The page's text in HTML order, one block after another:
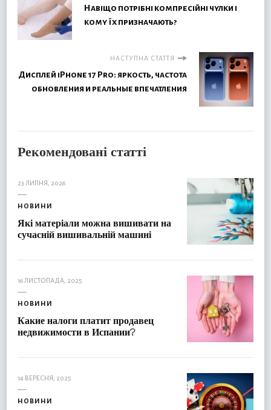
Навіщо потрібні компресійні чулки і
кому їх призначають?
НАСТУПНА СТАТТЯ
Дисплей iPhone 17 Pro: яркость, частота
обновления и реальные впечатления
Рекомендовані статті
23 ЛИПНЯ, 2026
НОВИНИ
Які матеріали можна вишивати на
сучасній вишивальній машині
16 ЛИСТОПАДА, 2025
НОВИНИ
Какие налоги платит продавец
недвижимости в Испании?
14 ВЕРЕСНЯ, 2025
НОВИНИ